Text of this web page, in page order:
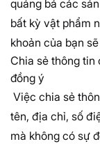
quảng bá các
bất kỳ vật phẩm
khoản của bạn
Chia sẻ thông tin
đồng ý
Việc chia sẻ
tên, địa chỉ, số
mà không có sự